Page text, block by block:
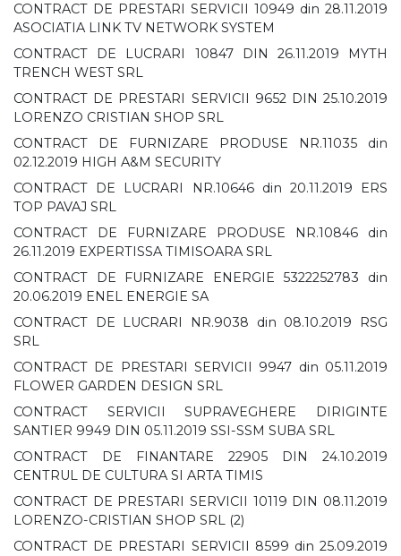
CONTRACT DE PRESTARI SERVICII 10949 din 28.11.2019
ASOCIATIA LINK TV NETWORK SYSTEM
CONTRACT DE LUCRARI 10847 DIN 26.11.2019 MYTH
TRENCH WEST SRL
CONTRACT DE PRESTARI SERVICII 9652 DIN 25.10.2019
LORENZO CRISTIAN SHOP SRL
CONTRACT DE FURNIZARE PRODUSE NR.11035 din
02.12.2019 HIGH A&M SECURITY
CONTRACT DE LUCRARI NR.10646 din 20.11.2019 ERS
TOP PAVAJ SRL
CONTRACT DE FURNIZARE PRODUSE NR.10846 din
26.11.2019 EXPERTISSA TIMISOARA SRL
CONTRACT DE FURNIZARE ENERGIE 5322252783 din
20.06.2019 ENEL ENERGIE SA
CONTRACT DE LUCRARI NR.9038 din 08.10.2019 RSG
SRL
CONTRACT DE PRESTARI SERVICII 9947 din 05.11.2019
FLOWER GARDEN DESIGN SRL
CONTRACT SERVICII SUPRAVEGHERE DIRIGINTE
SANTIER 9949 DIN 05.11.2019 SSI-SSM SUBA SRL
CONTRACT DE FINANTARE 22905 DIN 24.10.2019
CENTRUL DE CULTURA SI ARTA TIMIS
CONTRACT DE PRESTARI SERVICII 10119 DIN 08.11.2019
LORENZO-CRISTIAN SHOP SRL (2)
CONTRACT DE PRESTARI SERVICII 8599 din 25.09.2019